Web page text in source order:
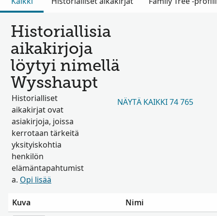
Historiallisia
aikakirjoja
löytyi nimellä
Wysshaupt
Historialliset
aikakirjat ovat
asiakirjoja, joissa
kerrotaan tärkeitä
yksityiskohtia
henkilön
elämäntapahtumist
a. Opi lisää
NÄYTÄ KAIKKI 74 765
Kuva
Nimi